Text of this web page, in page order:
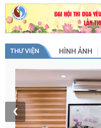
trân trọng cảm ơn./.
THƯ VIỆN HÌNH ẢNH
‹